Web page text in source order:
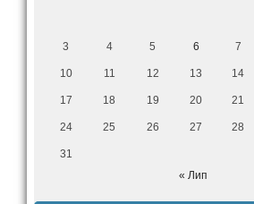
3 4 5 6 7
10 11 12 13 14
17 18 19 20 21
24 25 26 27 28
31
« Лип